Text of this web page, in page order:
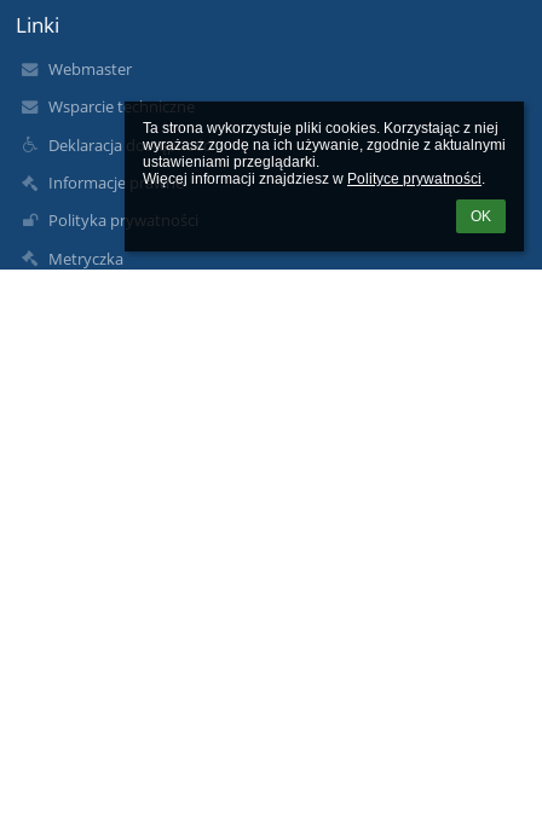
Ta strona wykorzystuje pliki cookies. Korzystając z niej
wyrażasz zgodę na ich używanie, zgodnie z aktualnymi
ustawieniami przeglądarki.
Więcej informacji znajdziesz w Polityce prywatności.
OK
Linki
Webmaster
Wsparcie techniczne
Deklaracja dostępności
Informacje prawne
Polityka prywatności
Metryczka